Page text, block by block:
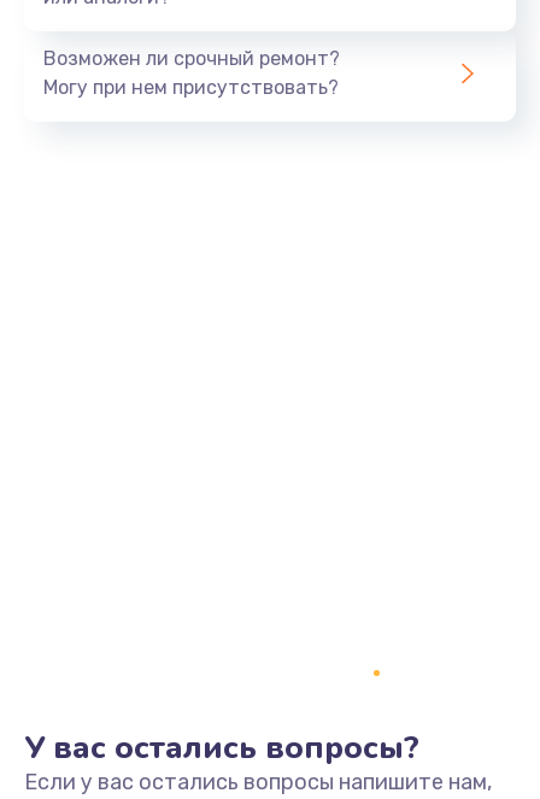
980 руб.
Заказать
Возможен ли срочный ремонт?
Могу при нем присутствовать?
У вас остались вопросы?
Если у вас остались вопросы напишите нам,